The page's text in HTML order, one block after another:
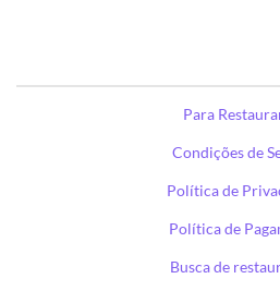
Para
Condições de
Política de
Política de
Busca de